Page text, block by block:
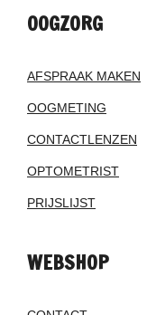
OOGZORG
AFSPRAAK MAKEN
OOGMETING
CONTACTLENZEN
OPTOMETRIST
PRIJSLIJST
WEBSHOP